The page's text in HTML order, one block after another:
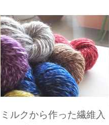
ミルクから作った繊維入